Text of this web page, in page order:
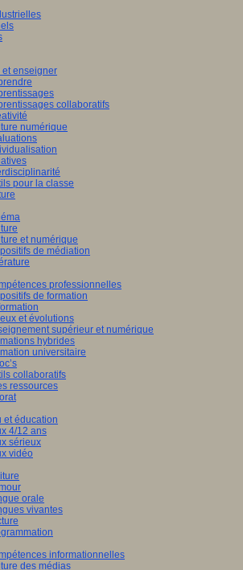
enseigner
collaboratifs
numérique
pour la classe
et numérique
de médiation
professionnelles
de formation
et évolutions
supérieur et numérique
hybrides
universitaire
collaboratifs
ressources
et éducation
4/12 ans
sérieux
vidéo
orale
vivantes
informationnelles
des médias